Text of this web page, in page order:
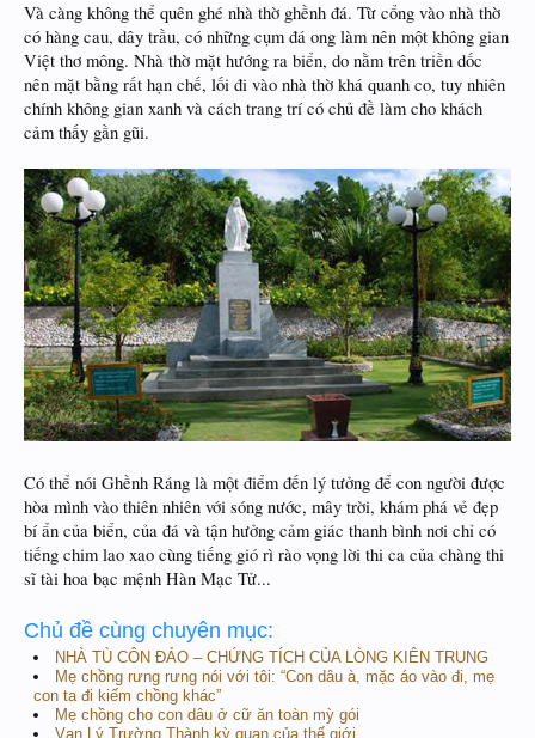
Và càng không thể quên ghé nhà thờ ghềnh đá. Từ cổng vào nhà thờ
có hàng cau, dây trầu, có những cụm đá ong làm nên một không gian
Việt thơ mông. Nhà thờ mặt hướng ra biển, do nằm trên triền dốc
nên mặt bằng rất hạn chế, lối đi vào nhà thờ khá quanh co, tuy nhiên
chính không gian xanh và cách trang trí có chủ đề làm cho khách
cảm thấy gần gũi.
Có thể nói Ghềnh Ráng là một điểm đến lý tưởng để con người được
hòa mình vào thiên nhiên với sóng nước, mây trời, khám phá vẻ đẹp
bí ẩn của biển, của đá và tận hưởng cảm giác thanh bình nơi chỉ có
tiếng chim lao xao cùng tiếng gió rì rào vọng lời thi ca của chàng thi
sĩ tài hoa bạc mệnh Hàn Mạc Tử...
Chủ đề cùng chuyên mục:
NHÀ TÙ CÔN ĐẢO – CHỨNG TÍCH CỦA LÒNG KIÊN TRUNG
Mẹ chồng rưng rưng nói với tôi: “Con dâu à, mặc áo vào đi, mẹ
con ta đi kiếm chồng khác”
Mẹ chồng cho con dâu ở cữ ăn toàn mỳ gói
Vạn Lý Trường Thành kỳ quan của thế giới.